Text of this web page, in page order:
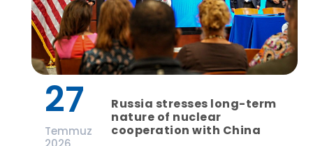
27
Temmuz
Russia stresses long-term
nature of nuclear
cooperation with China